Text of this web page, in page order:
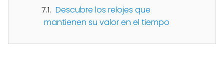
Descubre los relojes que
mantienen su valor en el tiempo